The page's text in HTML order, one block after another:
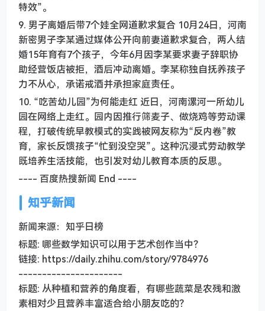
特效”。
9. 男子离婚后带7个娃全网道歉求复合 10月24日，河南
新密男子李某通过媒体公开向前妻道歉求复合，两人结
婚15年育有7个孩子，今年6月因李某要求妻子辞职协
助经营饭店被拒，酒后冲动离婚。李某称独自抚养孩子
力不从心，承诺戒酒并承担家庭责任。
10. “吃苦幼儿园”为何能走红 近日，河南漯河一所幼儿
园在网络上走红。园内因推行筛麦子、做烧鸡等劳动课
程，打破传统早教模式的实践被网友称为“反内卷”教
育，家长反馈孩子“忙到没空哭”。这种沉浸式劳动教学
既培养生活技能，也引发对幼儿教育本质的反思。
---- 百度热搜新闻 End ----
知乎新闻
新闻来源：知乎日榜
标题: 哪些数学知识可以用于艺术创作当中？
链接: https://daily.zhihu.com/story/9784976
----------------------
标题: 从种植和营养的角度看，有哪些蔬菜是农残和激
素相对少且营养丰富适合给小朋友吃的？